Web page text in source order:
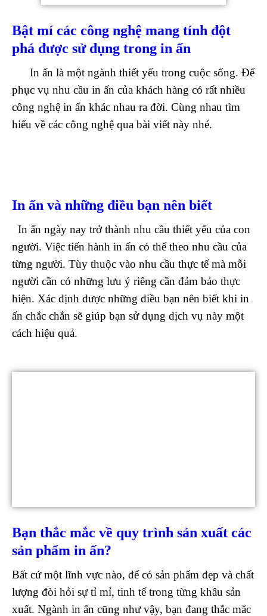
Bật mí các công nghệ mang tính đột
phá được sử dụng trong in ấn
In ấn là một ngành thiết yếu trong cuộc sống. Để
phục vụ nhu cầu in ấn của khách hàng có rất nhiều
công nghệ in ấn khác nhau ra đời. Cùng nhau tìm
hiểu về các công nghệ qua bài viết này nhé.
In ấn và những điều bạn nên biết
In ấn ngày nay trở thành nhu cầu thiết yếu của con
người. Việc tiến hành in ấn có thể theo nhu cầu của
từng người. Tùy thuộc vào nhu cầu thực tế mà mỗi
người cần có những lưu ý riêng cần đảm bảo thực
hiện. Xác định được những điều bạn nên biết khi in
ấn chắc chắn sẽ giúp bạn sử dụng dịch vụ này một
cách hiệu quả.
Bạn thắc mắc về quy trình sản xuất các
sản phẩm in ấn?
Bất cứ một lĩnh vực nào, để có sản phẩm đẹp và chất
lượng đòi hỏi sự tỉ mỉ, tinh tế trong từng khâu sản
xuất. Ngành in ấn cũng như vậy, bạn đang thắc mắc